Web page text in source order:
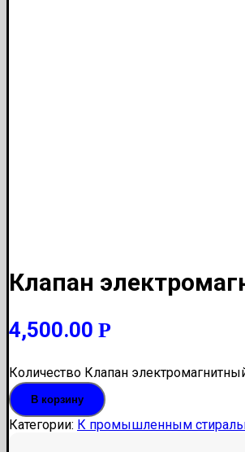
Клапан
4,500.00 Р
Количество Клапан
В корзину
Категории: К промышленным